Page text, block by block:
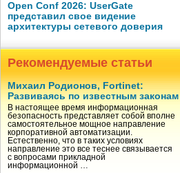
Open Conf 2026: UserGate
представил свое видение
архитектуры сетевого доверия
Рекомендуемые статьи
Михаил Родионов, Fortinet:
Развиваясь по известным законам
В настоящее время информационная
безопасность представляет собой вполне
самостоятельное мощное направление
корпоративной автоматизации.
Естественно, что в таких условиях
направление это все теснее связывается
с вопросами прикладной
информационной …